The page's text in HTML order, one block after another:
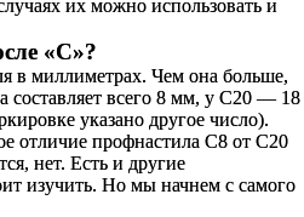
их можно использовать и
«С»?
в миллиметрах. Чем она больше,
всего 8 мм, у С20 — 18
указано другое число).
отличие профнастила С8 от С20
нет. Есть и другие
изучить. Но мы начнем с самого